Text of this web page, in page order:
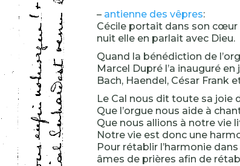
– antienne des vêpres:
Cécile portait dans son cœur
nuit elle en parlait avec Dieu.
Quand la bénédiction de
Marcel Dupré l’a inauguré
Bach, Haendel, César Frank
Le Cal nous dit toute sa joie
Que l’orgue nous aide à
Que nous allions à notre vie
Notre vie est donc une
Pour rétablir l’harmonie
âmes de prières afin de